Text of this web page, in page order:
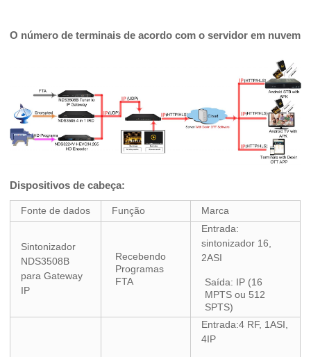
O número de terminais de acordo com o servidor em nuvem
Dispositivos de cabeça:
Fonte de dados Função Marca
Sintonizador
NDS3508B
para Gateway
IP
Recebendo
Programas
FTA
Entrada:
sintonizador 16,
2ASI
Saída: IP (16
MPTS ou 512
SPTS)
Entrada:4 RF, 1ASI,
4IP